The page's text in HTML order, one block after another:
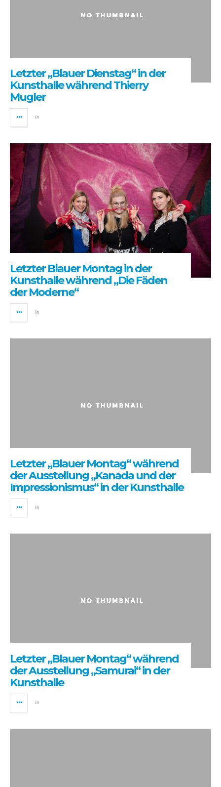
Letzter „Blauer Dienstag“ in der
Kunsthalle während Thierry
Mugler
in
Letzter Blauer Montag in der
Kunsthalle während „Die Fäden
der Moderne“
in
Letzter „Blauer Montag“ während
der Ausstellung „Kanada und der
Impressionismus“ in der Kunsthalle
in
Letzter „Blauer Montag“ während
der Ausstellung „Samurai“ in der
Kunsthalle
in